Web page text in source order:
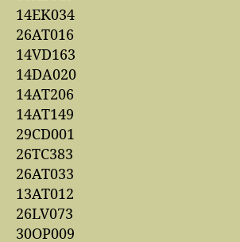
14EK034
26AT016
14VD163
14DA020
14AT206
14AT149
29CD001
26TC383
26AT033
13AT012
26LV073
30OP009